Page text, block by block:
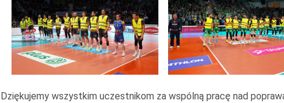
Dziękujemy wszystkim uczestnikom za wspólną pracę nad